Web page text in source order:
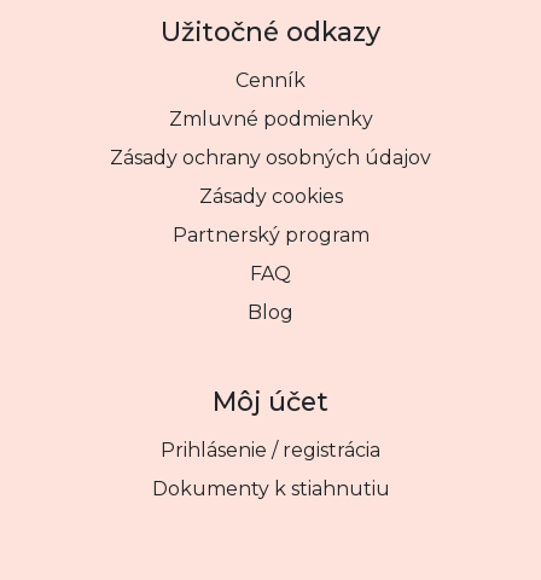
Užitočné odkazy
Cenník
Zmluvné podmienky
Zásady ochrany osobných údajov
Zásady cookies
Partnerský program
FAQ
Blog
Môj účet
Prihlásenie / registrácia
Dokumenty k stiahnutiu